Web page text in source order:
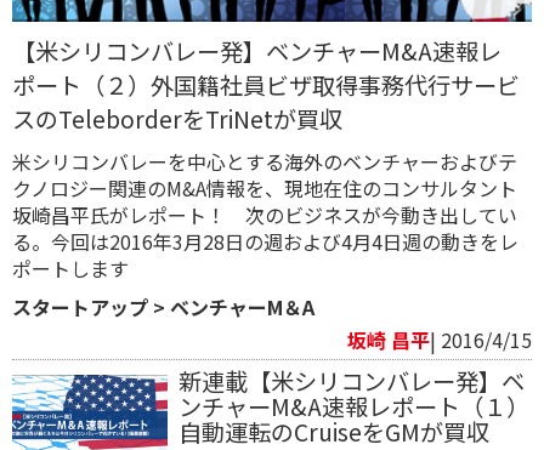
【米シリコンバレー発】ベンチャーM&A速報レ
ポート（２）外国籍社員ビザ取得事務代行サービ
スのTeleborderをTriNetが買収
米シリコンバレーを中心とする海外のベンチャーおよびテ
クノロジー関連のM&A情報を、現地在住のコンサルタント
坂崎昌平氏がレポート！ 次のビジネスが今動き出してい
る。今回は2016年3月28日の週および4月4日週の動きをレ
ポートします
スタートアップ > ベンチャーM＆A
坂崎 昌平| 2016/4/15
新連載【米シリコンバレー発】ベ
ンチャーM&A速報レポート（１）
自動運転のCruiseをGMが買収